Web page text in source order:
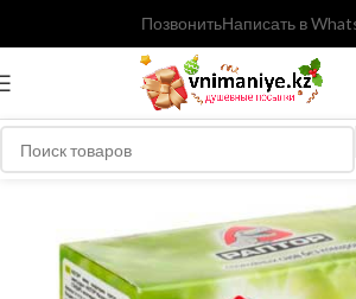
ПозвонитьНаписать в